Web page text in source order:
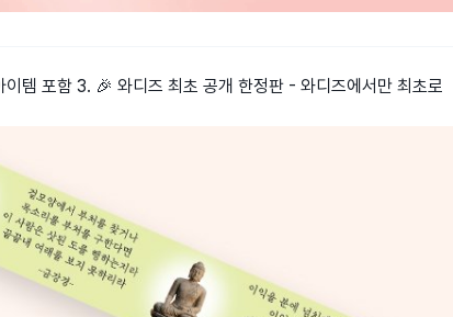
템 포함 3. 🎉 와디즈 최초 공개 한정판 - 와디즈에서만 최초로